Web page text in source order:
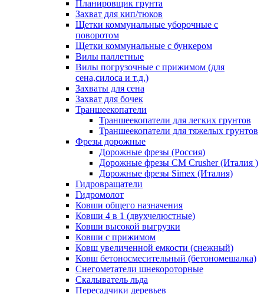
Планировщик грунта
Захват для кип/тюков
Щетки коммунальные уборочные с
поворотом
Щетки коммунальные с бункером
Вилы паллетные
Вилы погрузочные с прижимом (для
сена,силоса и т.д.)
Захваты для сена
Захват для бочек
Траншеекопатели
Траншеекопатели для легких грунтов
Траншеекопатели для тяжелых грунтов
Фрезы дорожные
Дорожные фрезы (Россия)
Дорожные фрезы CM Crusher (Италия )
Дорожные фрезы Simex (Италия)
Гидровращатели
Гидромолот
Ковши общего назначения
Ковши 4 в 1 (двухчелюстные)
Ковши высокой выгрузки
Ковши с прижимом
Ковш увеличенной емкости (снежный)
Ковш бетоносмесительный (бетономешалка)
Снегометатели шнекороторные
Скалыватель льда
Пересадчики деревьев